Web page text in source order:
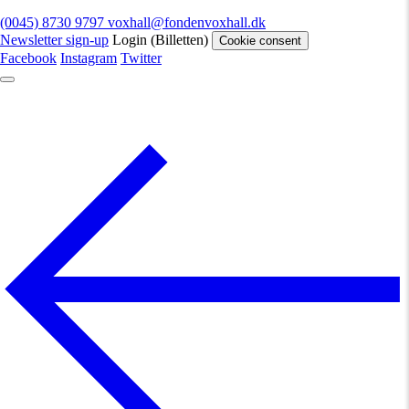
(0045) 8730 9797 voxhall@fondenvoxhall.dk
Newsletter sign-up Login (Billetten) Cookie consent
Facebook Instagram Twitter